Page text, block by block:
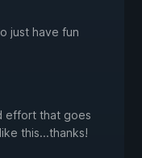
just have fun
effort that goes
this...thanks!